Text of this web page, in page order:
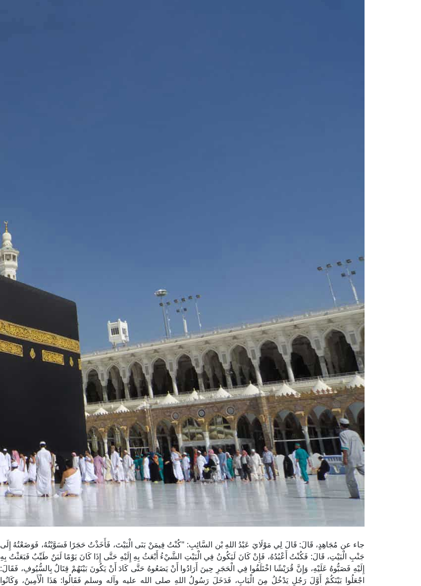
جاء عن مُجَاهِدٍ، قَالَ: قَالَ لِي مَوْلَايَ عَبْدُ اللهِ بْن السَّائِبِ: "كُنْتُ فِيمَنْ بَنَى الْبَيْتَ، فَأَخَذْتُ حَجَرًا فَسَوَّيْتُهُ، فَوَضَعْتُهُ إِلَى
جَنْبِ الْبَيْتِ، قَالَ: فَكُنْتُ أَعْبُدُهُ، فَإِنْ كَانَ لَيَكُونُ فِي الْبَيْتِ الشَّيْءُ أَبْعَثُ بِهِ إِلَيْهِ حَتَّى إِذَا كَانَ يَوْمًا لَبَنٌ طَيِّبٌ فَبَعَثْتُ بِهِ
إِلَيْهِ فَصَبُّوهُ عَلَيْهِ، وَإِنَّ قُرَيْشًا اخْتَلَفُوا فِي الْحَجَرِ حِينَ أَرَادُوا أَنْ يَضَعُوهُ حَتَّى كَادَ أَنْ يَكُونَ بَيْنَهُمْ قِتَالٌ بِالسُّيُوفِ، فَقَالَ:
اجْعَلُوا بَيْنَكُمْ أَوَّلَ رَجُلٍ يَدْخُلُ مِنَ الْبَابِ، فَدَخَلَ رَسُولُ اللهِ صلى الله عليه وآله وسلم فَقَالُوا: هَذَا الْأَمِينُ، وَكَانُوا